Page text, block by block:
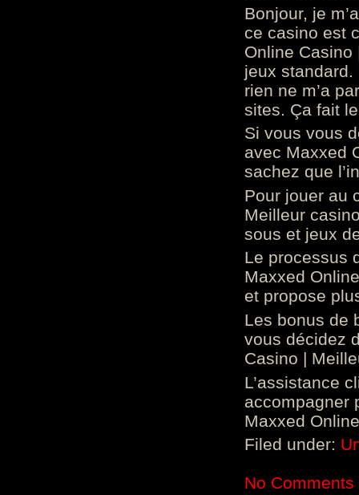
Bonjour, je
ce casino est
Online
jeux standard.
rien ne m’a
sites. Ça fait
Si vous vous
avec Maxxed
sachez que
Pour jouer au
Meilleur
sous et jeux
Le processus
Maxxed
et propose
Les bonus de
vous décidez
Casino |
L’assistance
accompagner
Maxxed
Filed under:
No Comments